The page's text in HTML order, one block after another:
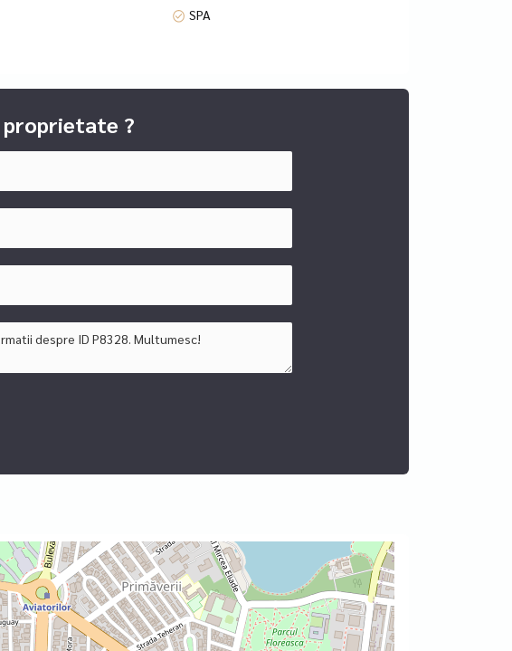
superb apartament, fiindca acesta este locul pe care il
Complexul pune la dispoziția rezidenților sală de fitness, zonă
întâlniri corporate, cât și pentru evenimente private.
Charles de Gaulle, statia de metrou Aviatorilor, cu acces rapid
vile, terenuri, spatii comerciale si de birou, consultanta
conform profilului clientului, accesarea creditului devine
retea de brokeraj de credite, DSA Advisor, operata la nivel
SPA
?